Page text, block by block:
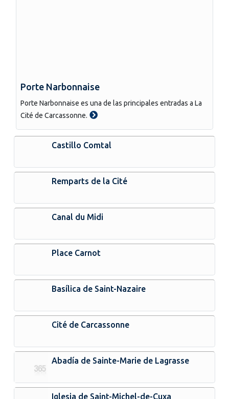
Porte Narbonnaise
Porte Narbonnaise es una de las principales entradas a La
Cité de Carcassonne.
Castillo Comtal
Remparts de la Cité
Canal du Midi
Place Carnot
Basílica de Saint-Nazaire
Cité de Carcassonne
Abadía de Sainte-Marie de Lagrasse
Iglesia de Saint-Michel-de-Cuxa